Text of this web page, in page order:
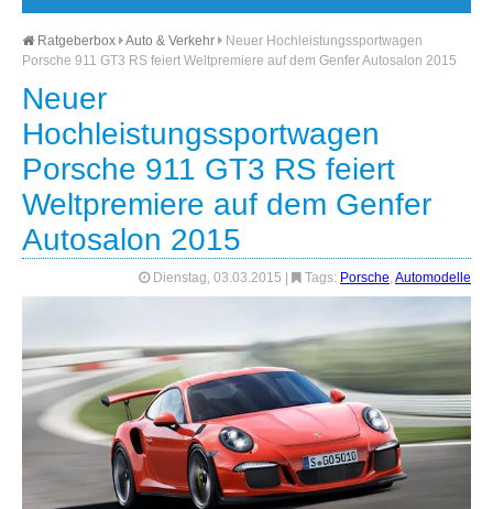
Ratgeberbox Auto & Verkehr
Neuer Hochleistungssportwagen
Porsche 911 GT3 RS feiert Weltpremiere auf dem Genfer Autosalon 2015
Neuer
Hochleistungssportwagen
Porsche 911 GT3 RS feiert
Weltpremiere auf dem Genfer
Autosalon 2015
Dienstag, 03.03.2015 Tags: Porsche, Automodelle